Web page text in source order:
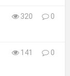
комплексна
320
0
141
0